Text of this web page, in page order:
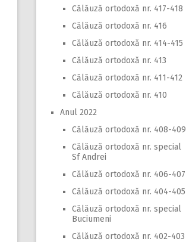
Călăuză ortodoxă nr. 417-418
Călăuză ortodoxă nr. 416
Călăuză ortodoxă nr. 414-415
Călăuză ortodoxă nr. 413
Călăuză ortodoxă nr. 411-412
Călăuză ortodoxă nr. 410
Anul 2022
Călăuză ortodoxă nr. 408-409
Călăuză ortodoxă nr. special
Sf Andrei
Călăuză ortodoxă nr. 406-407
Călăuză ortodoxă nr. 404-405
Călăuză ortodoxă nr. special
Buciumeni
Călăuză ortodoxă nr. 402-403